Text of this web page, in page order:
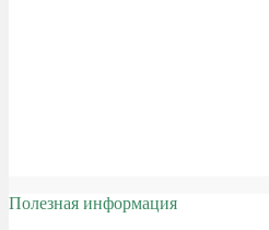
Полезная информация